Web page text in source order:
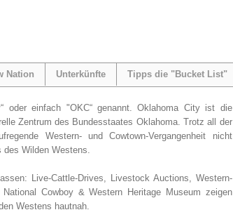
Nation Unterkünfte Tipps die "Bucket List"
oder einfach "OKC“ genannt. Oklahoma City ist die
Zentrum des Bundesstaates Oklahoma. Trotz all der
Western- und Cowtown-Vergangenheit nicht
des Wilden Westens.
Live-Cattle-Drives, Livestock Auctions, Western-
Cowboy & Western Heritage Museum zeigen
Westens hautnah.